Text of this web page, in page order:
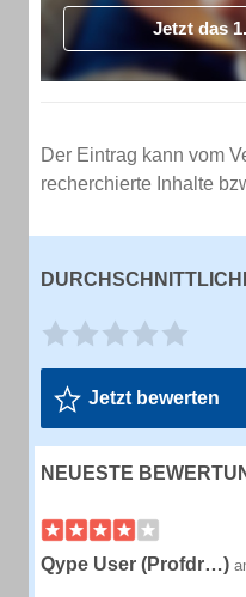
Jetzt das
Der Eintrag kann vom
recherchierte Inhalte
Jetzt bewerten
NEUESTE
Qype User (Profdr…)